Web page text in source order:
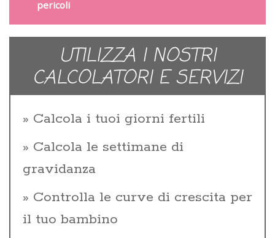
pericoli
UTILIZZA I NOSTRI
CALCOLATORI E SERVIZI
Calcola i tuoi giorni fertili
Calcola le settimane di
gravidanza
Controlla le curve di crescita per
il tuo bambino